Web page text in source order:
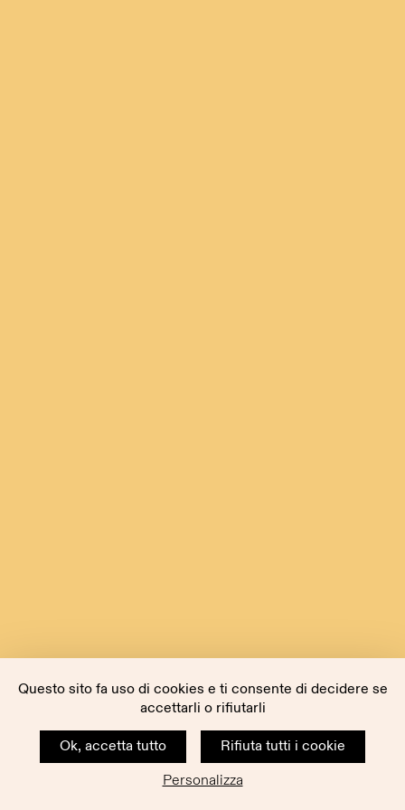
Questo sito fa uso di cookies e ti consente di decidere se
accettarli o rifiutarli
Ok, accetta tutto
Rifiuta tutti i cookie
Personalizza